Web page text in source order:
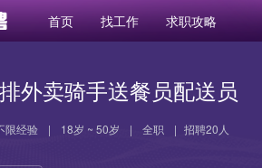
首页 找工作 求职攻略
外卖骑手送餐员配送员
限经验 | 18岁 ~ 50岁 | 全职 | 招聘20人